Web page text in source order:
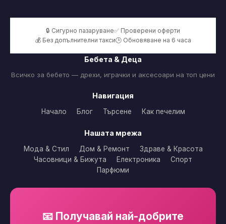
🔒 Сигурно пазаруване✅ Проверени оферти
💰 Без допълнителни такси🕒 Обновяване на 6 часа
Бебета & Деца
Всичко за бебето — дрехи, играчки и аксесоари на топ цени
Навигация
Начало Блог Търсене Как печелим
Нашата мрежа
Мода & Стил Дом & Ремонт
Здраве & Красота
Часовници & Бижута
Електроника
Спорт
Парфюми
📧 Получавай най-добрите